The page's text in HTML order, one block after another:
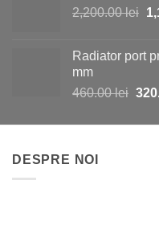
2,200.00lei
Radiator port
mm
460.00lei
a
DESPRE NOI